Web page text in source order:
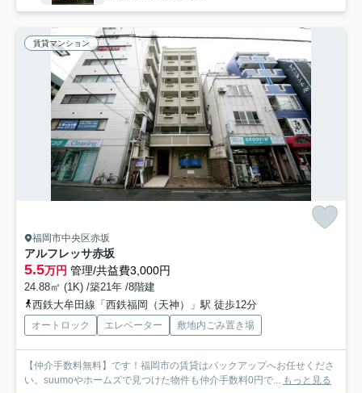
賃貸マンション
福岡市中央区赤坂
アルフレッサ赤坂
5.5万円 管理/共益費3,000円
24.88㎡ (1K) /築21年 /8階建
西鉄大牟田線「西鉄福岡（天神）」駅 徒歩12分
オートロック エレベーター 敷地内ごみ置き場
【仲介手数料無料】です！福岡市の賃貸はバックアップへお任せくださ
い。suumoやホームズで見つけた物件も仲介手数料0円で... もっと見る